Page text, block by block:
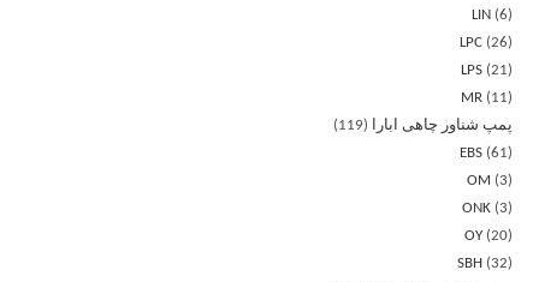
LIN
6
LPC 26
LPS 21
MR
11
پمپ شناور چاهی ابارا
119
EBS 61
OM
3
ONK 3
OY 20
SBH
32